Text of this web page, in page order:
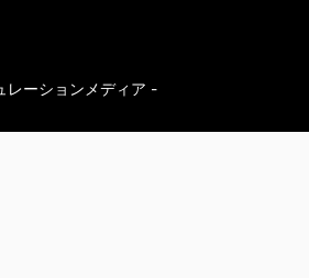
レーションメディア -